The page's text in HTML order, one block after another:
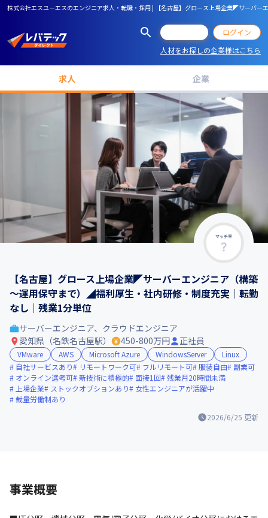
株式会社エスユーエスのエンジニア求人・転職・採用 | 【名古屋】グロース上場企業◤サーバ
ログイン
人材をお探しの企業様はこちら
求人 企業
マッチ率
【名古屋】グロース上場企業◤サーバーエンジニア（構築
～運用保守まで）◢福利厚生・社内研修・制度充実｜転勤
なし｜残業1分単位
2026/6/25 更新
サーバーエンジニア、クラウドエンジニア
愛知県（名鉄名古屋駅）
450-800万円 正社員
VMware AWS Microsoft Azure WindowsServer
Linux
自社サービスあり
リモートワーク可 フルリモート可 服装自由
副業可
オンライン選考可 新技術に積極的 面接1回
残業月20時間未満
上場企業
ストックオプションあり
女性エンジニアが活躍中
裁量労働制あり
事業概要